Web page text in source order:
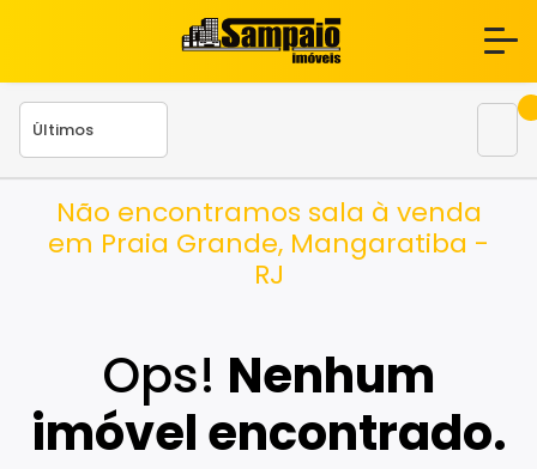
Não encontramos sala à venda
em Praia Grande, Mangaratiba -
RJ
Ops! Nenhum
imóvel encontrado.